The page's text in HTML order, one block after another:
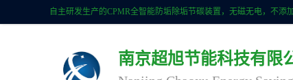
南京超旭节能科技有限